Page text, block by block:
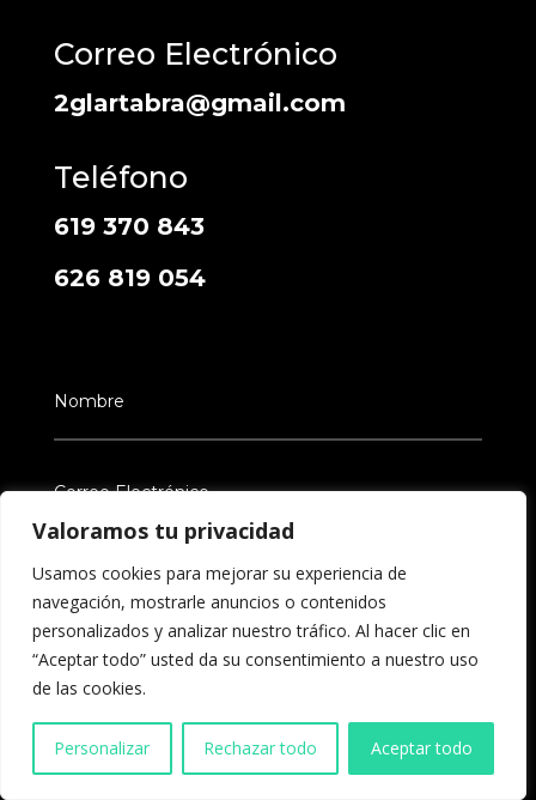
Valoramos tu privacidad
Usamos cookies para mejorar su experiencia de
navegación, mostrarle anuncios o contenidos
personalizados y analizar nuestro tráfico. Al hacer clic en
“Aceptar todo” usted da su consentimiento a nuestro uso
de las cookies.
Personalizar Rechazar todo Aceptar todo
Correo Electrónico
2glartabra@gmail.com
Teléfono
619 370 843
626 819 054
Política de Privacidad